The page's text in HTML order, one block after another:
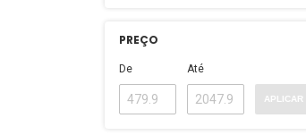
PREÇO
De Até
APLICAR